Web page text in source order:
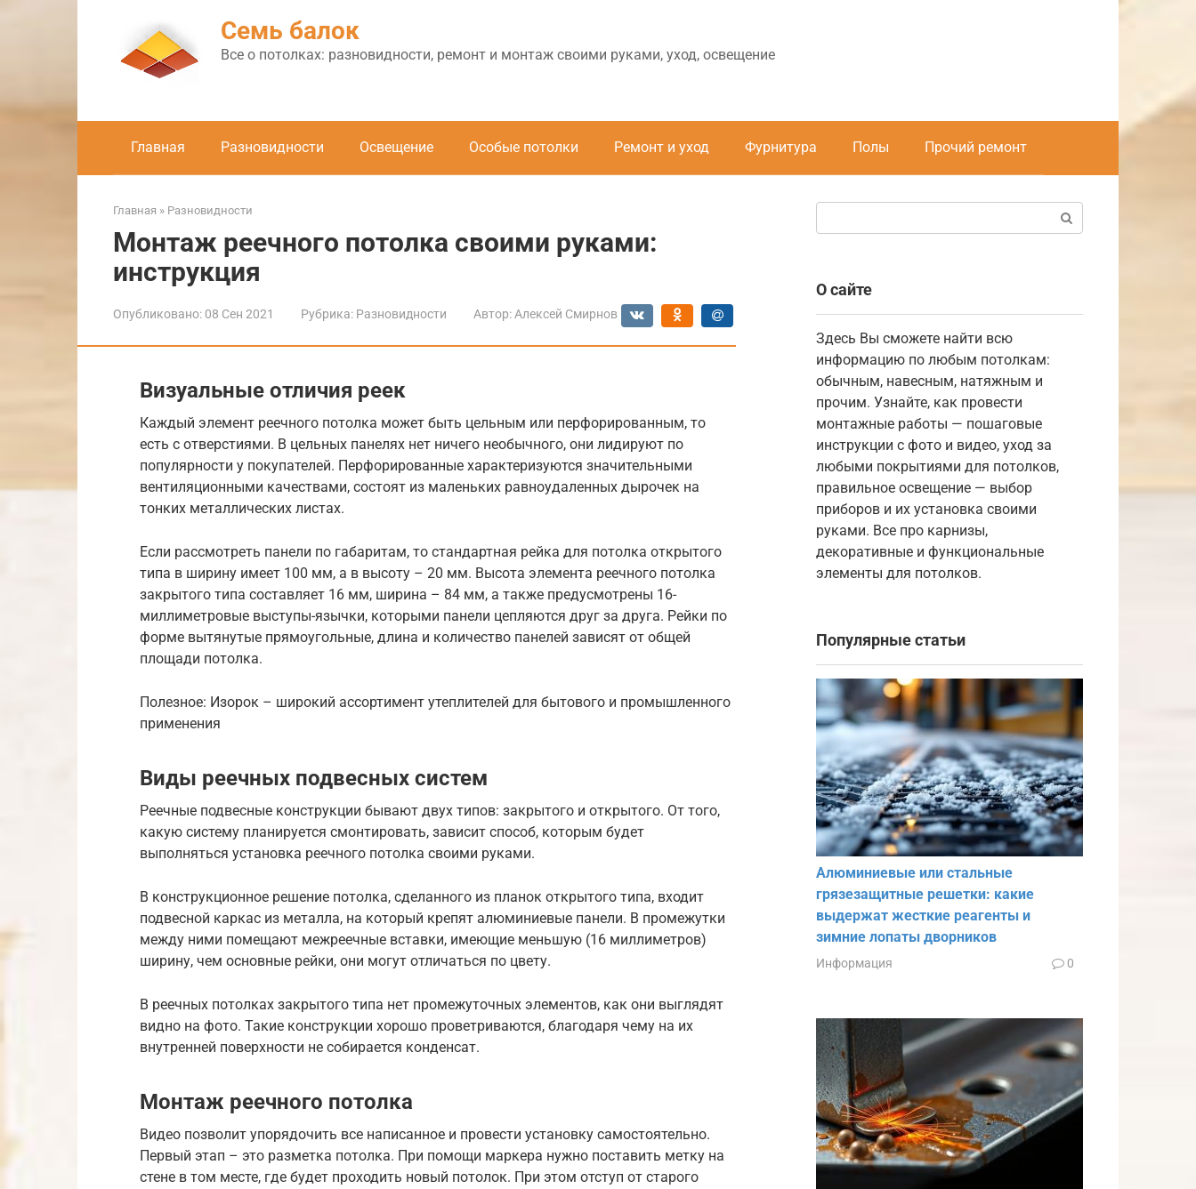
Семь балок
Все о потолках: разновидности, ремонт и монтаж своими руками, уход, освещение
Главная Разновидности Освещение Особые потолки Ремонт и уход Фурнитура Полы Прочий ремонт
Главная » Разновидности
Монтаж реечного потолка своими руками:
инструкция
Опубликовано: 08 Сен 2021 Рубрика: Разновидности Автор: Алексей Смирнов
Визуальные отличия реек
Каждый элемент реечного потолка может быть цельным или перфорированным, то
есть с отверстиями. В цельных панелях нет ничего необычного, они лидируют по
популярности у покупателей. Перфорированные характеризуются значительными
вентиляционными качествами, состоят из маленьких равноудаленных дырочек на
тонких металлических листах.
Если рассмотреть панели по габаритам, то стандартная рейка для потолка открытого
типа в ширину имеет 100 мм, а в высоту – 20 мм. Высота элемента реечного потолка
закрытого типа составляет 16 мм, ширина – 84 мм, а также предусмотрены 16-
миллиметровые выступы-язычки, которыми панели цепляются друг за друга. Рейки по
форме вытянутые прямоугольные, длина и количество панелей зависят от общей
площади потолка.
Полезное: Изорок – широкий ассортимент утеплителей для бытового и промышленного
применения
Виды реечных подвесных систем
Реечные подвесные конструкции бывают двух типов: закрытого и открытого. От того,
какую систему планируется смонтировать, зависит способ, которым будет
выполняться установка реечного потолка своими руками.
В конструкционное решение потолка, сделанного из планок открытого типа, входит
подвесной каркас из металла, на который крепят алюминиевые панели. В промежутки
между ними помещают межреечные вставки, имеющие меньшую (16 миллиметров)
ширину, чем основные рейки, они могут отличаться по цвету.
В реечных потолках закрытого типа нет промежуточных элементов, как они выглядят
видно на фото. Такие конструкции хорошо проветриваются, благодаря чему на их
внутренней поверхности не собирается конденсат.
Монтаж реечного потолка
Видео позволит упорядочить все написанное и провести установку самостоятельно.
Первый этап – это разметка потолка. При помощи маркера нужно поставить метку на
стене в том месте, где будет проходить новый потолок. При этом отступ от старого
О сайте
Здесь Вы сможете найти всю
информацию по любым потолкам:
обычным, навесным, натяжным и
прочим. Узнайте, как провести
монтажные работы — пошаговые
инструкции с фото и видео, уход за
любыми покрытиями для потолков,
правильное освещение — выбор
приборов и их установка своими
руками. Все про карнизы,
декоративные и функциональные
элементы для потолков.
Популярные статьи
Алюминиевые или стальные
грязезащитные решетки: какие
выдержат жесткие реагенты и
зимние лопаты дворников
Информация 0